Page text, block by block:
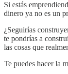
Si estás
dinero ya no es un
¿Seguirías
te pondrías a
las cosas que
Te puedes hacer la